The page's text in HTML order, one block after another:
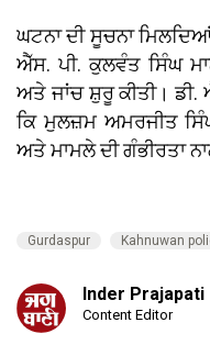
ਘਟਨਾ ਦੀ ਸੂਚਨਾ
ਐੱਸ. ਪੀ. ਕੁਲਵੰਤ ਸਿੰਘ
ਅਤੇ ਜਾਂਚ ਸ਼ੁਰੂ ਕੀਤੀ।
ਕਿ ਮੁਲਜ਼ਮ ਅਮਰਜੀਤ
ਅਤੇ ਮਾਮਲੇ ਦੀ ਗੰਭੀਰਤਾ
Gurdaspur Kahnuwan
Inder Prajapati
Content Editor